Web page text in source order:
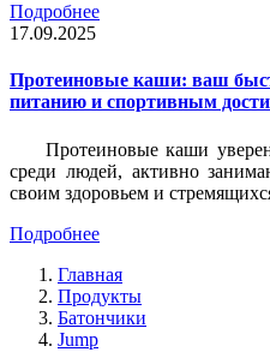
Подробнее
17.09.2025
Протеиновые каши: ваш
питанию и спортивным
Протеиновые каши
среди людей, активно
своим здоровьем и
Подробнее
Главная
Продукты
Батончики
Jump